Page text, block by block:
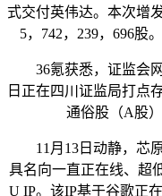
式交付英伟达。本次增
5，742，239，696股
36氪获悉，证监会网
日正在四川证监局打点
通俗股（A股
11月13日动静，芯原
具名向一直正在线、超
U IP。该IP基于谷歌正